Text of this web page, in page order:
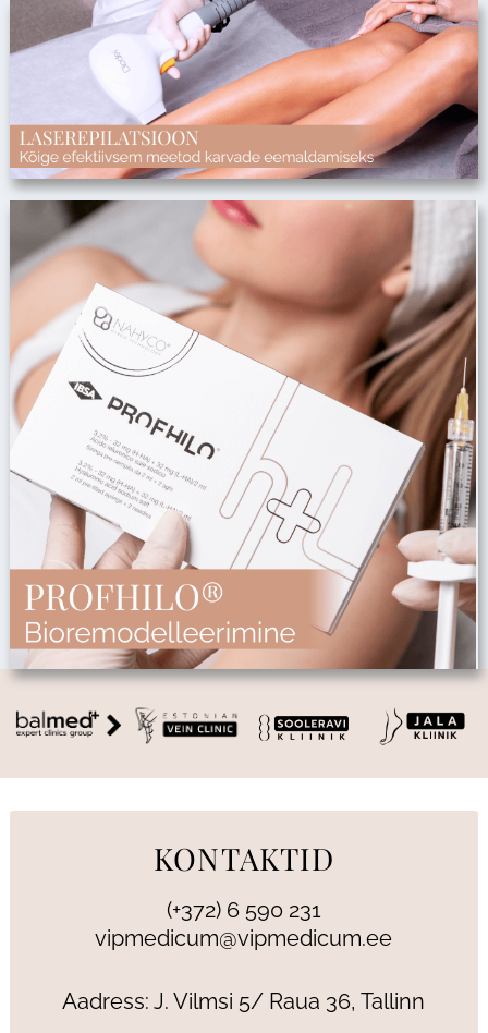
KONTAKTID
(+372) 6 590 231
vipmedicum@vipmedicum.ee
Aadress: J. Vilmsi 5/ Raua 36, Tallinn